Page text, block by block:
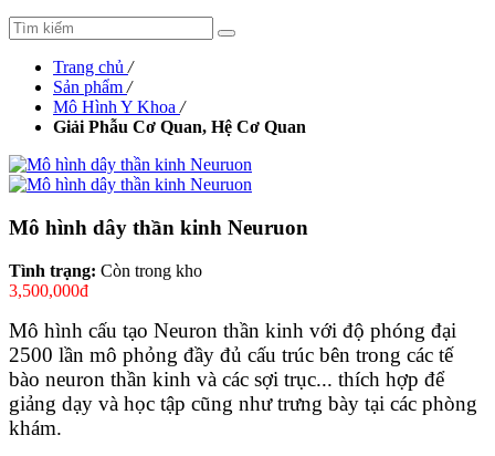
Trang chủ /
Sản phẩm /
Mô Hình Y Khoa /
Giải Phẫu Cơ Quan, Hệ Cơ Quan
Mô hình dây thần kinh Neuruon
Tình trạng: Còn trong kho
3,500,000đ
Mô hình cấu tạo Neuron thần kinh với độ phóng đại
2500 lần mô phỏng đầy đủ cấu trúc bên trong các tế
bào neuron thần kinh và các sợi trục... thích hợp để
giảng dạy và học tập cũng như trưng bày tại các phòng
khám.